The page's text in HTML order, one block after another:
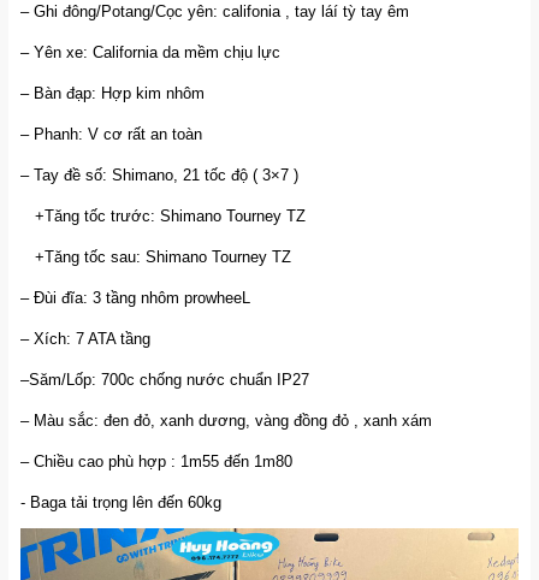
– Ghi đông/Potang/Cọc yên: califonia , tay láí tỳ tay êm
– Yên xe: California da mềm chịu lực
– Bàn đạp: Hợp kim nhôm
– Phanh: V cơ rất an toàn
– Tay đề số: Shimano, 21 tốc độ ( 3×7 )
+Tăng tốc trước: Shimano Tourney TZ
+Tăng tốc sau: Shimano Tourney TZ
– Đùi đĩa: 3 tầng nhôm prowheeL
– Xích: 7 ATA tầng
–Săm/Lốp: 700c chống nước chuẩn IP27
– Màu sắc: đen đỏ, xanh dương, vàng đồng đỏ , xanh xám
– Chiều cao phù hợp : 1m55 đến 1m80
- Baga tải trọng lên đến 60kg